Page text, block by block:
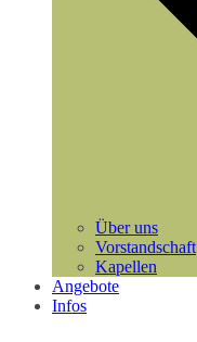
Über uns
Vorstandschaft
Kapellen
Angebote
Infos